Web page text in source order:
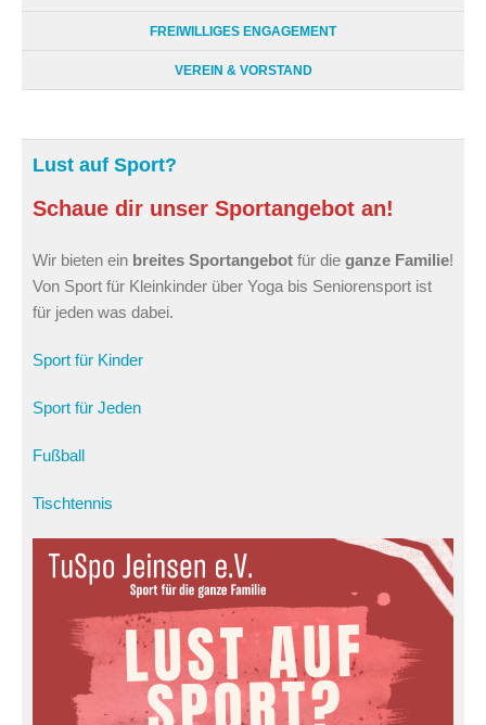
FREIWILLIGES ENGAGEMENT
VEREIN & VORSTAND
Lust auf Sport?
Schaue dir unser Sportangebot an!
Wir bieten ein breites Sportangebot für die ganze Familie!
Von Sport für Kleinkinder über Yoga bis Seniorensport ist
für jeden was dabei.
Sport für Kinder
Sport für Jeden
Fußball
Tischtennis